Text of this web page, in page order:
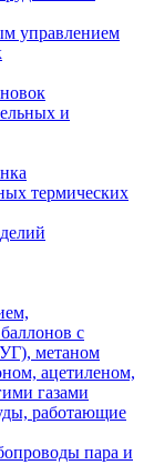
управлением
и
термических
с
метаном
ацетиленом,
газами
работающие
пара и